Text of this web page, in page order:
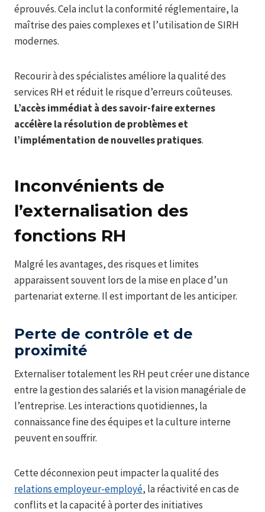
éprouvés. Cela inclut la conformité réglementaire, la
maîtrise des paies complexes et l’utilisation de SIRH
modernes.
Recourir à des spécialistes améliore la qualité des
services RH et réduit le risque d’erreurs coûteuses.
L’accès immédiat à des savoir-faire externes
accélère la résolution de problèmes et
l’implémentation de nouvelles pratiques.
Inconvénients de
l’externalisation des
fonctions RH
Malgré les avantages, des risques et limites
apparaissent souvent lors de la mise en place d’un
partenariat externe. Il est important de les anticiper.
Perte de contrôle et de
proximité
Externaliser totalement les RH peut créer une distance
entre la gestion des salariés et la vision managériale de
l’entreprise. Les interactions quotidiennes, la
connaissance fine des équipes et la culture interne
peuvent en souffrir.
Cette déconnexion peut impacter la qualité des
relations employeur-employé, la réactivité en cas de
conflits et la capacité à porter des initiatives